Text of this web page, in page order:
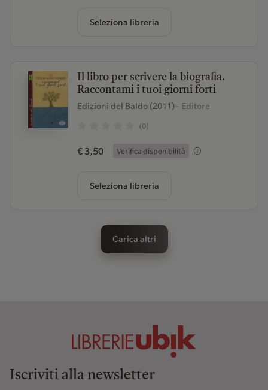
Seleziona libreria
Il libro per scrivere la biografia.
Raccontami i tuoi giorni forti
Edizioni del Baldo (2011)- Editore
(0)
€ 3,50 Verifica disponibilità
Seleziona libreria
Carica altri
Iscriviti alla newsletter